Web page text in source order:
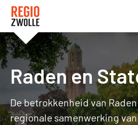
Raden en
De betrokkenheid van
regionale samenwerking